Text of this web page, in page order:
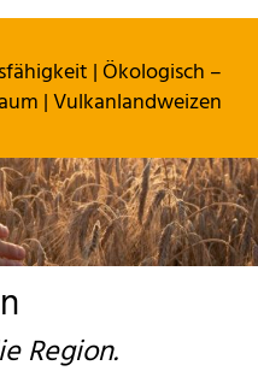
|Ökologisch –
|Vulkanlandweizen
Region.